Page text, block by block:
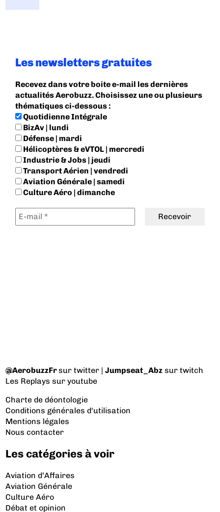
Les newsletters gratuites
Recevez dans votre boite e-mail les dernières
actualités Aerobuzz. Choisissez une ou plusieurs
thématiques ci-dessous :
Quotidienne Intégrale
BizAv | lundi
Défense | mardi
Hélicoptères & eVTOL | mercredi
Industrie & Jobs | jeudi
Transport Aérien | vendredi
Aviation Générale | samedi
Culture Aéro | dimanche
@AerobuzzFrsur twitter |Jumpseat_Abz sur twitch
Les Replays sur youtube
Charte de déontologie
Conditions générales d'utilisation
Mentions légales
Nous contacter
Les catégories à voir
Aviation d’Affaires
Aviation Générale
Culture Aéro
Débat et opinion